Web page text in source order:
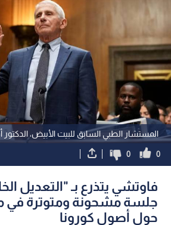
المستشار الطبي السابق للبيت الأبيض، الدكتور
0
0
فاوتشي يتذرع بـ "التعديل
جلسة مشحونة ومتوترة
حول أصول كورونا